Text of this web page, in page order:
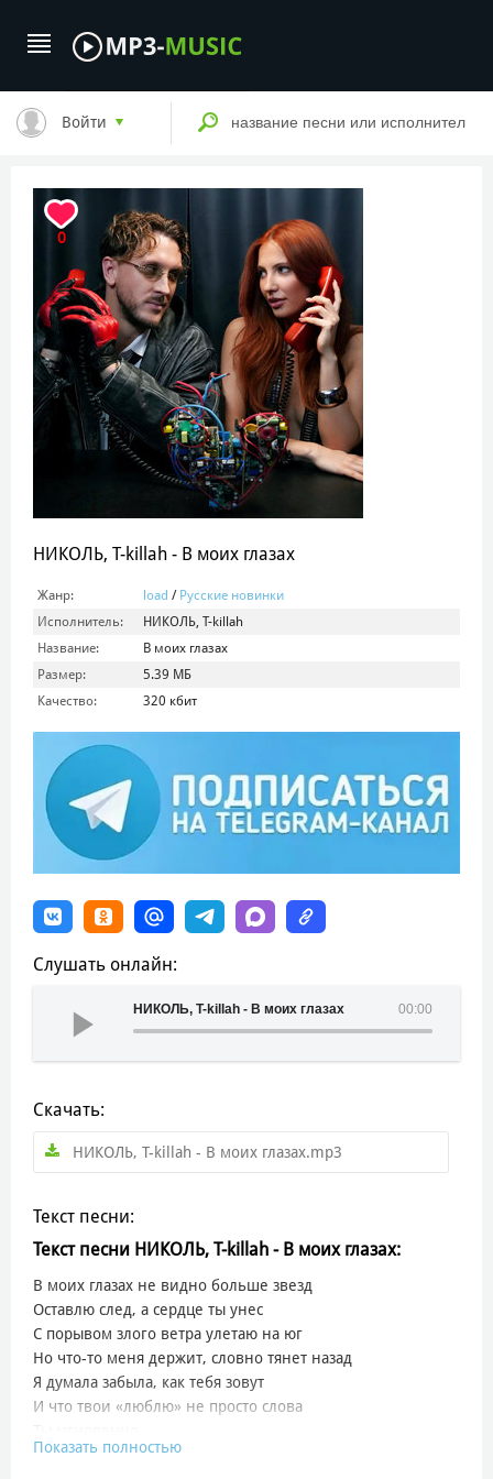
Войти
0
НИКОЛЬ, T-killah - В моих глазах
Жанр: load / Русские новинки
Исполнитель:
НИКОЛЬ, T-killah
Название:
В моих глазах
Размер:
5.39 МБ
Качество:
320 кбит
Слушать онлайн:
00:00
НИКОЛЬ, T-killah - В моих глазах
Скачать:
НИКОЛЬ, T-killah - В моих глазах.mp3
Текст песни:
Текст песни НИКОЛЬ, T-killah - В моих глазах:
В моих глазах не видно больше звезд
Оставлю след, а сердце ты унес
С порывом злого ветра улетаю на юг
Но что-то меня держит, словно тянет назад
Я думала забыла, как тебя зовут
И что твои «люблю» не просто слова
Проникаешь внутрь меня
Показать полностью